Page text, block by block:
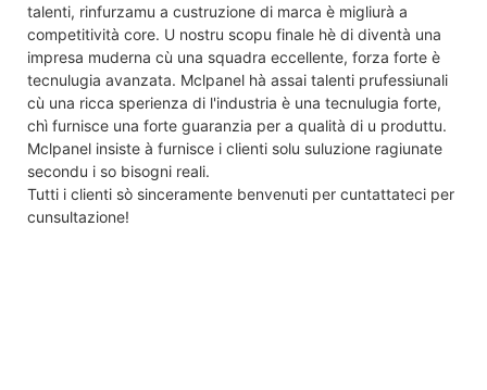
talenti, rinfurzamu a custruzione di marca è migliurà a
competitività core. U nostru scopu finale hè di diventà una
impresa muderna cù una squadra eccellente, forza forte è
tecnulugia avanzata. Mclpanel hà assai talenti prufessiunali
cù una ricca sperienza di l'industria è una tecnulugia forte,
chì furnisce una forte guaranzia per a qualità di u produttu.
Mclpanel insiste à furnisce i clienti solu suluzione ragiunate
secondu i so bisogni reali.
Tutti i clienti sò sinceramente benvenuti per cuntattateci per
cunsultazione!